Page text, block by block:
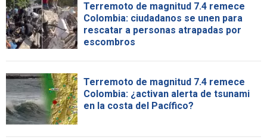
Terremoto de magnitud 7.4 remece
Colombia: ciudadanos se unen para
rescatar a personas atrapadas por
escombros
Terremoto de magnitud 7.4 remece
Colombia: ¿activan alerta de tsunami
en la costa del Pacífico?